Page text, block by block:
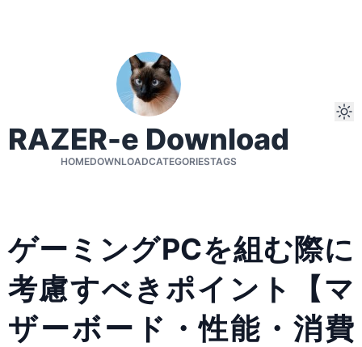
RAZER-e Download
HOMEDOWNLOADCATEGORIESTAGS
ゲーミングPCを組む際に
考慮すべきポイント【マ
ザーボード・性能・消費